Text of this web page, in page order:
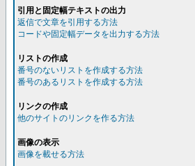
引用と固定幅テキストの出力
返信で文章を引用する方法
コードや固定幅データを出力する方法
リストの作成
番号のないリストを作成する方法
番号のあるリストを作成する方法
リンクの作成
他のサイトのリンクを作る方法
画像の表示
画像を載せる方法